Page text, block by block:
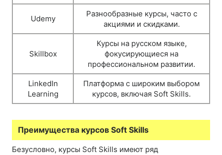
Udemy
Разнообразные курсы, часто с
акциями и скидками.
Skillbox
Курсы на русском языке,
фокусирующиеся на
профессиональном развитии.
LinkedIn
Learning
Платформа с широким выбором
курсов, включая Soft Skills.
Преимущества курсов Soft Skills
Безусловно, курсы Soft Skills имеют ряд